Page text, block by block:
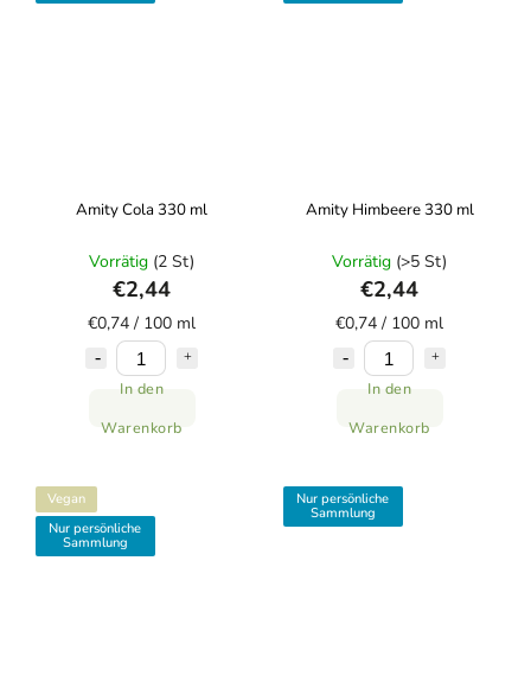
Amity Cola 330 ml
Vorrätig (2 St)
€2,44
€0,74 / 100 ml
In den
Warenkorb
Amity Himbeere 330 ml
Vorrätig (>5 St)
€2,44
€0,74 / 100 ml
In den
Warenkorb
Vegan
Nur persönliche
Sammlung
Nur persönliche
Sammlung